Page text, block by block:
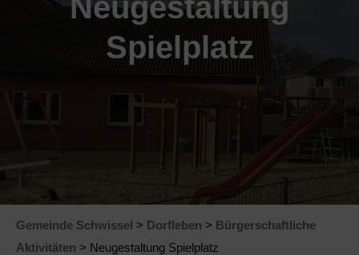
Neugestaltung
Spielplatz
Gemeinde Schwissel > Dorfleben > Bürgerschaftliche
Aktivitäten > Neugestaltung Spielplatz